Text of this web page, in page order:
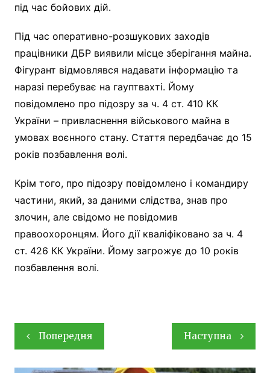
під час бойових дій.
Під час оперативно-розшукових заходів
працівники ДБР виявили місце зберігання майна.
Фігурант відмовлявся надавати інформацію та
наразі перебуває на гауптвахті. Йому
повідомлено про підозру за ч. 4 ст. 410 КК
України – привласнення військового майна в
умовах воєнного стану. Стаття передбачає до 15
років позбавлення волі.
Крім того, про підозру повідомлено і командиру
частини, який, за даними слідства, знав про
злочин, але свідомо не повідомив
правоохоронцям. Його дії кваліфіковано за ч. 4
ст. 426 КК України. Йому загрожує до 10 років
позбавлення волі.
Навігація
записів
Попередня Наступна